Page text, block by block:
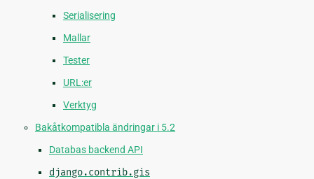
Serialisering
Mallar
Tester
URL:er
Verktyg
Bakåtkompatibla ändringar i 5.2
Databas backend API
django.contrib.gis